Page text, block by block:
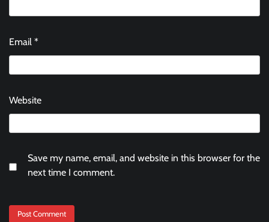
Email *
Website
Save my name, email, and website in this browser for the
next time I comment.